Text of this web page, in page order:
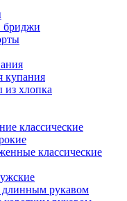
бриджи
купания
хлопка
классические
классические
рукавом